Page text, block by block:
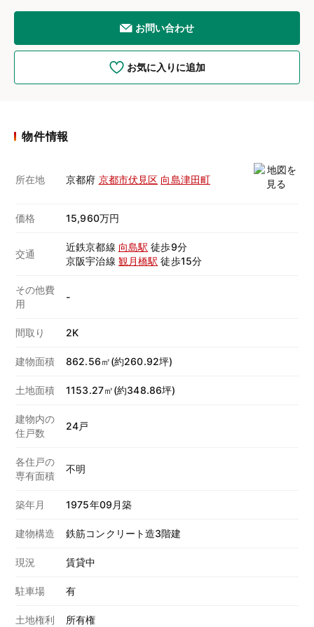
お問い合わせ
お気に入りに追加
物件情報
所在地 京都府 京都市伏見区 向島津田町
価格 15,960万円
交通
近鉄京都線 向島駅 徒歩9分
京阪宇治線 観月橋駅 徒歩15分
その他費
用
-
間取り 2K
建物面積 862.56㎡(約260.92坪)
土地面積 1153.27㎡(約348.86坪)
建物内の
住戸数
24戸
各住戸の
専有面積
不明
築年月 1975年09月築
建物構造 鉄筋コンクリート造3階建
現況 賃貸中
駐車場 有
土地権利 所有権